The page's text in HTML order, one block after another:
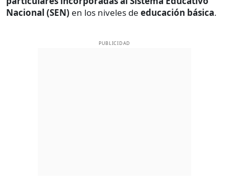
Nacional (SEN) en los niveles de educación básica.
PUBLICIDAD